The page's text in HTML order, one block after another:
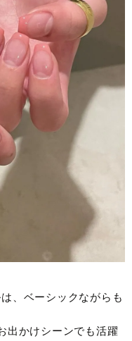
、ベーシックながらも
出かけシーンでも活躍